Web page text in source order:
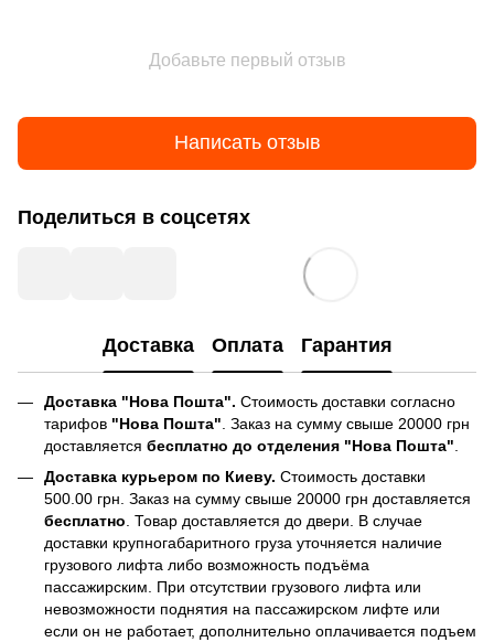
Добавьте первый отзыв
Написать отзыв
Поделиться в соцсетях
Доставка Оплата Гарантия
Доставка "Нова Пошта". Стоимость доставки согласно
тарифов "Нова Пошта" . Заказ на сумму свыше 20000 грн
доставляется бесплатно до отделения "Нова Пошта"
Доставка курьером по Киеву. Стоимость доставки
500.00 грн. Заказ на сумму свыше 20000 грн доставляется
бесплатно . Товар доставляется до двери. В случае
доставки крупногабаритного груза уточняется наличие
грузового лифта либо возможность подъёма
пассажирским. При отсутствии грузового лифта или
невозможности поднятия на пассажирском лифте или
если он не работает, дополнительно оплачивается подъем